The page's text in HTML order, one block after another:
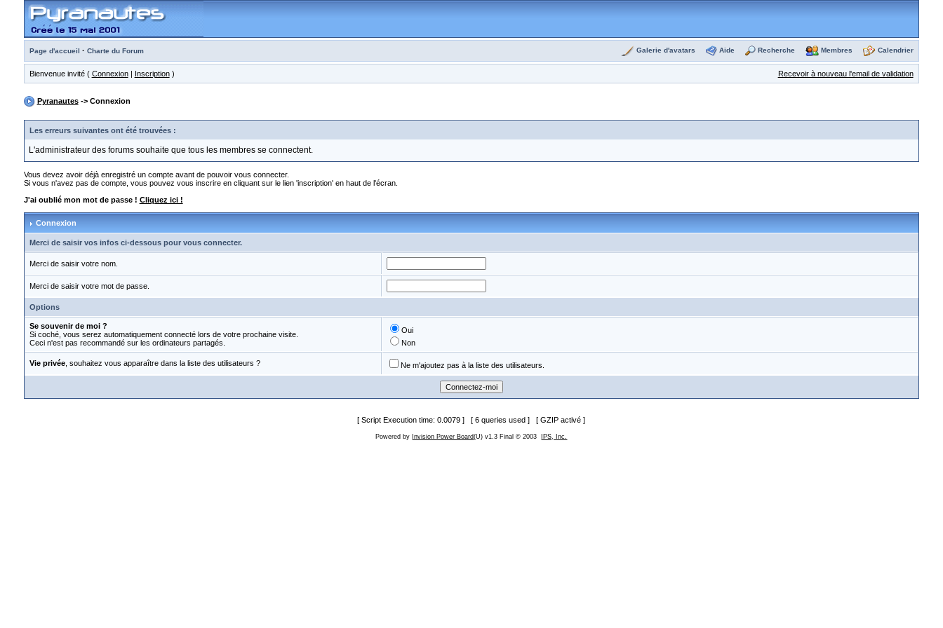
Page d'accueil · Charte du Forum Galerie d'avatars Aide Recherche Membres Calendrier
Bienvenue invité ( Connexion| Inscription) Recevoir à nouveau l'email de validation
Pyranautes-> Connexion
Les erreurs suivantes ont été trouvées :
L'administrateur des forums souhaite que tous les membres se connectent.
Vous devez avoir déjà enregistré un compte avant de pouvoir vous connecter.
Si vous n'avez pas de compte, vous pouvez vous inscrire en cliquant sur le lien 'inscription' en haut de l'écran.
J'ai oublié mon mot de passe ! Cliquez ici !
Connexion
Merci de saisir vos infos ci-dessous pour vous connecter.
Merci de saisir votre nom.
Merci de saisir votre mot de passe.
Options
Se souvenir de moi ?
Si coché, vous serez automatiquement connecté lors de votre prochaine visite.
Ceci n'est pas recommandé sur les ordinateurs partagés.
Oui
Non
Vie privée, souhaitez vous apparaître dans la liste des utilisateurs ? Ne m'ajoutez pas à la liste des utilisateurs.
[ Script Execution time: 0.0079 ] [ 6 queries used ] [ GZIP activé ]
Powered by Invision Power Board(U) v1.3 Final © 2003 IPS, Inc.